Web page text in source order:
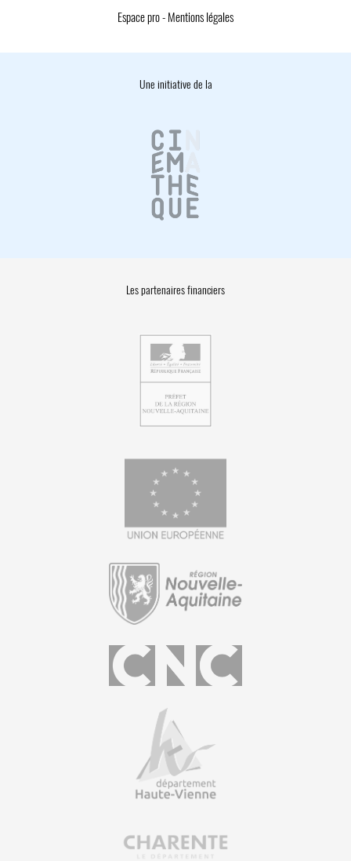
Espace pro- Mentions légales
Une initiative de la
Les partenaires financiers